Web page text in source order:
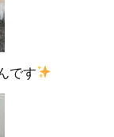
です